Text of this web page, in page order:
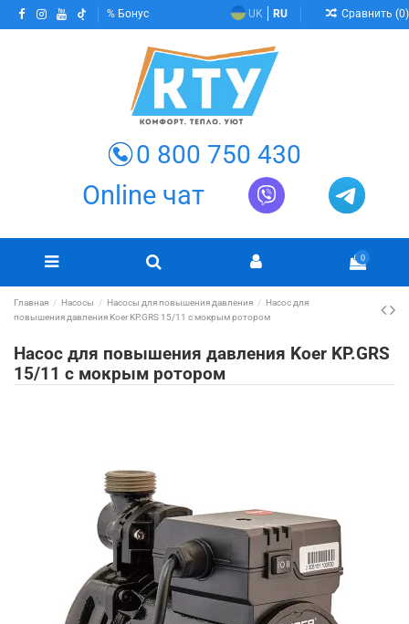
Бонус UK RU Сравнить (0)
0 800 750 430
Online чат
0
Главная Насосы Насосы для повышения давления
Насос для
повышения давления Koer KP.GRS 15/11 с мокрым ротором
Насос для повышения давления Koer KP.GRS
15/11 с мокрым ротором